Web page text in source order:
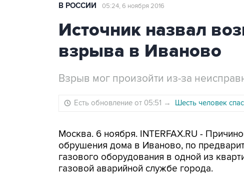
В РОССИИ 05:24, 6 ноября 2016
Источник назвал
взрыва в Иваново
Взрыв мог произойти из-за
Есть обновление от 05:51 → Шесть человек
Москва. 6 ноября. INTERFAX.RU -
обрушения дома в Иваново, по
газового оборудования в одной из
газовой аварийной службе города.